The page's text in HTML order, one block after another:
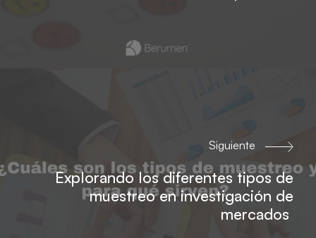
Siguiente
Explorando los diferentes tipos de
muestreo en investigación de
mercados